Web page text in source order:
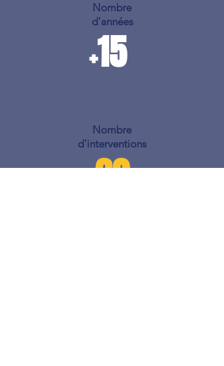
Nombre
d'années
+15
Nombre
d'interventions
+60